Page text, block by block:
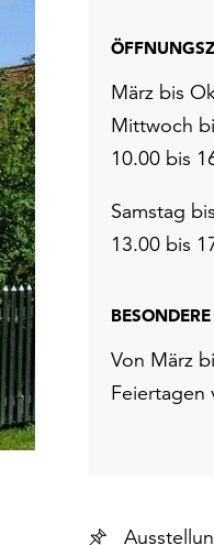
März bis
Mittwoch
10.00 bis
Samstag
13.00 bis
Von März
Feiertagen